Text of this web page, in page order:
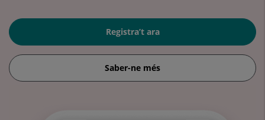
Registra’t ara
Saber-ne més